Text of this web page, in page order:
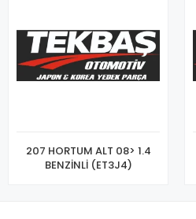
207 HORTUM ALT 08> 1.4
BENZİNLİ (ET3J4)